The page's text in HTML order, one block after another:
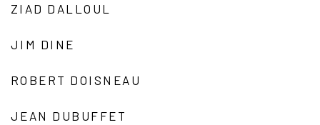
ZIAD DALLOUL
JIM DINE
ROBERT DOISNEAU
JEAN DUBUFFET